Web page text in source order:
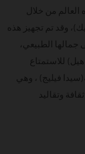
العالم من خلال
وقد تم تجهيز هذه
جمالها الطبيعي،
للاستمتاع
فيليج) ، وهي
وتقاليد